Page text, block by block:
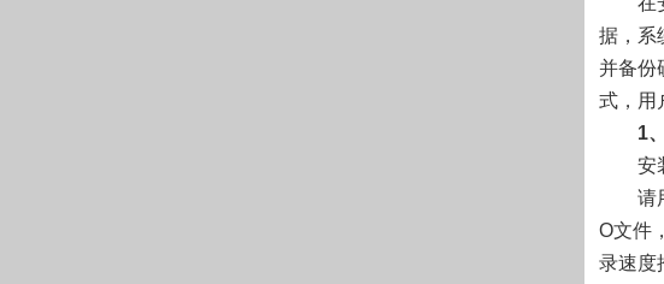
据，系
并备份
式，用
1、
安装
请用
O文件
录速度